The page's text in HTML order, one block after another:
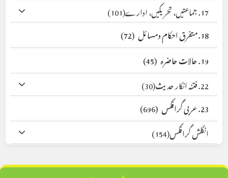
17. جماعتیں، تحریکیں، ادارے
(101)
18. متفرق احکام ومسائل
(72)
19. حالات حاضرہ
(45)
22. فتنہ انکار حدیث
(30)
23. عربی گرافکس
(696)
انگلش گرافکس(154)